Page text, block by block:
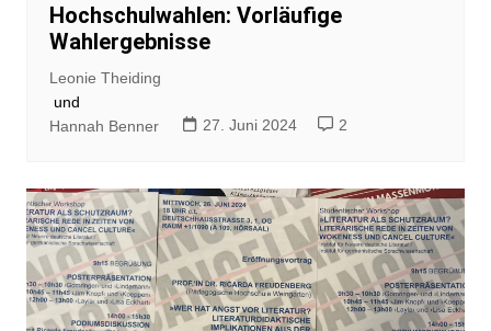
Hochschulwahlen: Vorläufige
Wahlergebnisse
Leonie Theiding
und
Hannah Benner
27. Juni 2024 2